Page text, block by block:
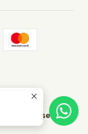
por Jumpseller.